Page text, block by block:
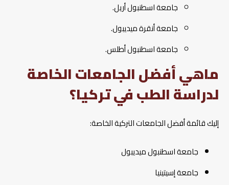
جامعة اسطنبول أريل.
جامعة أنقرة ميديبول.
جامعة اسطنبول أطلس.
ماهي أفضل الجامعات الخاصة
لدراسة الطب في تركيا؟
إليك قائمة أفضل الجامعات التركية الخاصة:
جامعة اسطنبول ميديبول
جامعة إسيتينيا